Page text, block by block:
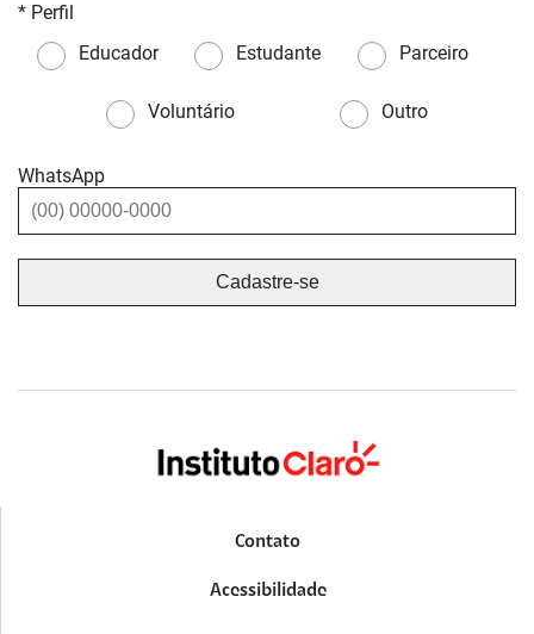
* Perfil
Educador
Estudante Parceiro
Voluntário Outro
WhatsApp
Contato
Acessibilidade